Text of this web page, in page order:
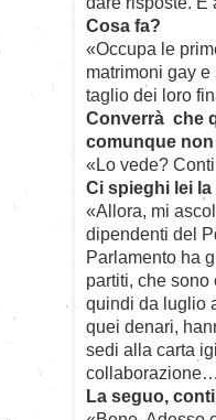
Cosa fa?
«Occupa le
matrimoni gay
taglio dei loro
Converrà che
comunque non
«Lo vede?
Ci spieghi lei la
«Allora, mi
dipendenti del
Parlamento ha
partiti, che
quindi da luglio
quei denari,
sedi alla carta
La seguo,